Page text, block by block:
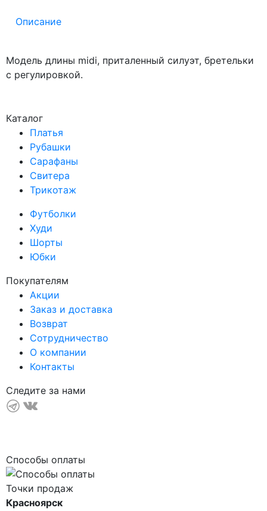
Описание
Модель длины midi, приталенный силуэт, бретельки
с регулировкой.
Каталог
Платья
Рубашки
Сарафаны
Свитера
Трикотаж
Футболки
Худи
Шорты
Юбки
Покупателям
Акции
Заказ и доставка
Возврат
Сотрудничество
О компании
Контакты
Следите за нами
Способы оплаты
Точки продаж
Красноярск